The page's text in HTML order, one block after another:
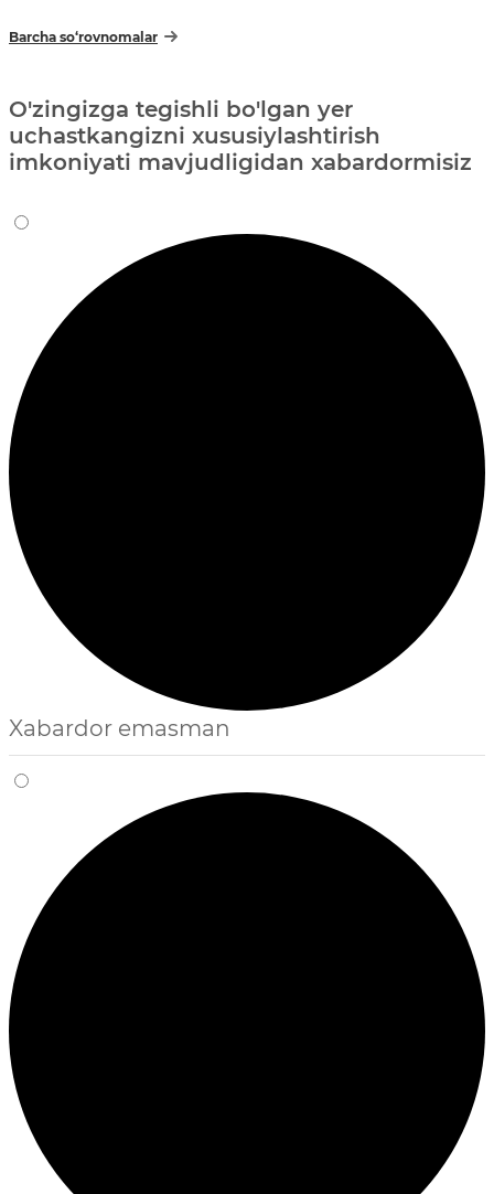
Barcha so‘rovnomalar
O'zingizga tegishli bo'lgan yer
uchastkangizni xususiylashtirish
imkoniyati mavjudligidan xabardormisiz
Xabardor emasman